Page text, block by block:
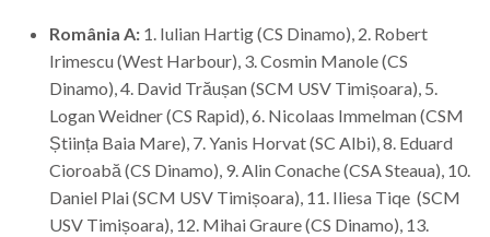
România A: 1. Iulian Hartig (CS Dinamo), 2. Robert
Irimescu (West Harbour), 3. Cosmin Manole (CS
Dinamo), 4. David Trăușan (SCM USV Timișoara), 5.
Logan Weidner (CS Rapid), 6. Nicolaas Immelman (CSM
Știința Baia Mare), 7. Yanis Horvat (SC Albi), 8. Eduard
Cioroabă (CS Dinamo), 9. Alin Conache (CSA Steaua), 10.
Daniel Plai (SCM USV Timișoara), 11. Iliesa Tiqe (SCM
USV Timișoara), 12. Mihai Graure (CS Dinamo), 13.